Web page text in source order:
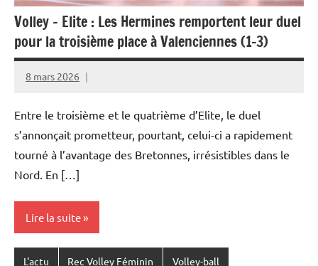
Volley – Elite : Les Hermines remportent leur duel
pour la troisième place à Valenciennes (1-3)
8 mars 2026
Rédaction
Entre le troisième et le quatrième d’Elite, le duel
s’annonçait prometteur, pourtant, celui-ci a rapidement
tourné à l’avantage des Bretonnes, irrésistibles dans le
Nord. En […]
Lire la suite
L'actu Rec Volley Féminin Volley-ball